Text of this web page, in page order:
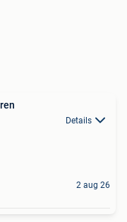
Details
2 aug 26